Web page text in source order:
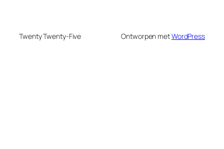
Twenty Twenty-Five Ontworpen metWordPress